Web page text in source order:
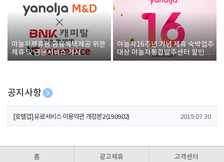
야놀자제휴점 금융혜택제공 위한
제휴 및 금융서비스 게시
야놀자16주년 기념 제휴 숙박업주
대상 야놀자통합발주센터 할인쿠
폰 증정
공지사항
[호텔업] 개인정보 처리방침 개정본1 (19.09.02)
[호텔업] 유료서비스 이용약관 개정본2 (19.09.02) 2019.07.30
홈 광고제휴 고객센터